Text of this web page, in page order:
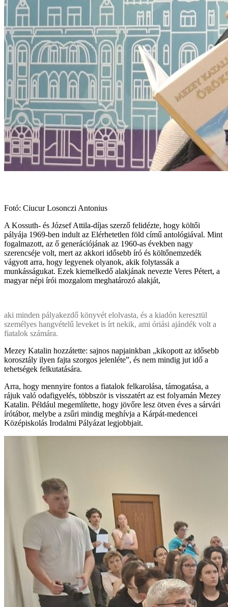
Fotó: Ciucur Losonczi Antonius
A Kossuth- és József Attila-díjas szerző felidézte, hogy költői
pályája 1969-ben indult az Elérhetetlen föld című antológiával. Mint
fogalmazott, az ő generációjának az 1960-as években nagy
szerencséje volt, mert az akkori idősebb író és költőnemzedék
vágyott arra, hogy legyenek olyanok, akik folytassák a
munkásságukat. Ezek kiemelkedő alakjának nevezte Veres Pétert, a
magyar népi írói mozgalom meghatározó alakját,
aki minden pályakezdő könyvét elolvasta, és a kiadón keresztül
személyes hangvételű leveket is írt nekik, ami óriási ajándék volt a
fiatalok számára.
Mezey Katalin hozzátette: sajnos napjainkban „kikopott az idősebb
korosztály ilyen fajta szorgos jelenléte”, és nem mindig jut idő a
tehetségek felkutatására.
Arra, hogy mennyire fontos a fiatalok felkarolása, támogatása, a
rájuk való odafigyelés, többször is visszatért az est folyamán Mezey
Katalin. Például megemlítette, hogy jövőre lesz ötven éves a sárvári
írótábor, melybe a zsűri mindig meghívja a Kárpát-medencei
Középiskolás Irodalmi Pályázat legjobbjait.